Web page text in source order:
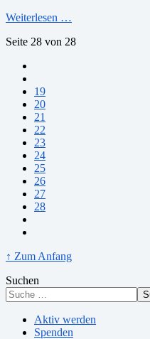
Weiterlesen …
Seite 28 von 28
19
20
21
22
23
24
25
26
27
28
↑ Zum Anfang
Suchen
Aktiv werden
Spenden